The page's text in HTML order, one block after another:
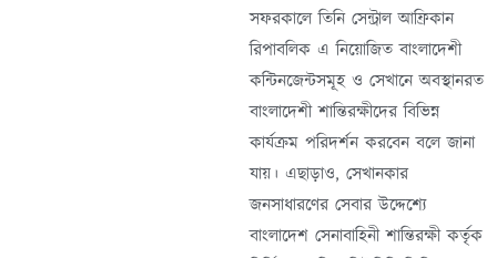
সফরকালে তিনি সেন্ট্রাল আফ্রিকান
রিপাবলিক এ নিয়োজিত বাংলাদেশী
কন্টিনজেন্টসমূহ ও সেখানে অবস্থানরত
বাংলাদেশী শান্তিরক্ষীদের বিভিন্ন
কার্যক্রম পরিদর্শন করবেন বলে জানা
যায়। এছাড়াও, সেখানকার
জনসাধারণের সেবার উদ্দেশ্যে
বাংলাদেশ সেনাবাহিনী শান্তিরক্ষী কর্তৃক